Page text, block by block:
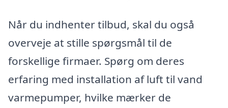
Når du indhenter tilbud, skal du også
overveje at stille spørgsmål til de
forskellige firmaer. Spørg om deres
erfaring med installation af luft til vand
varmepumper, hvilke mærker de